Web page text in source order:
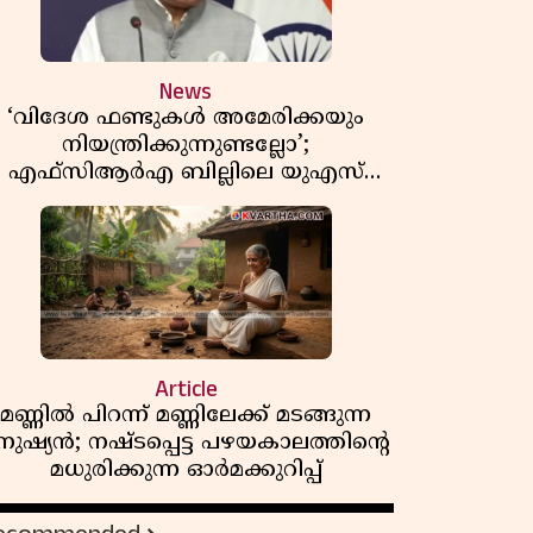
News
‘വിദേശ ഫണ്ടുകൾ അമേരിക്കയും
നിയന്ത്രിക്കുന്നുണ്ടല്ലോ’;
എഫ്സിആർഎ ബില്ലിലെ യുഎസ്
മറുപടിയുമായി ഇന്ത്യ
Article
മണ്ണിൽ പിറന്ന് മണ്ണിലേക്ക് മടങ്ങുന്ന
നഷ്ടപ്പെട്ട പഴയകാലത്തിൻ്റെ
മധുരിക്കുന്ന ഓർമക്കുറിപ്പ്